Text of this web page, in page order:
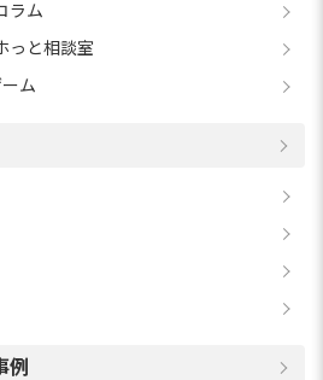
ラム
っと相談室
ム
例